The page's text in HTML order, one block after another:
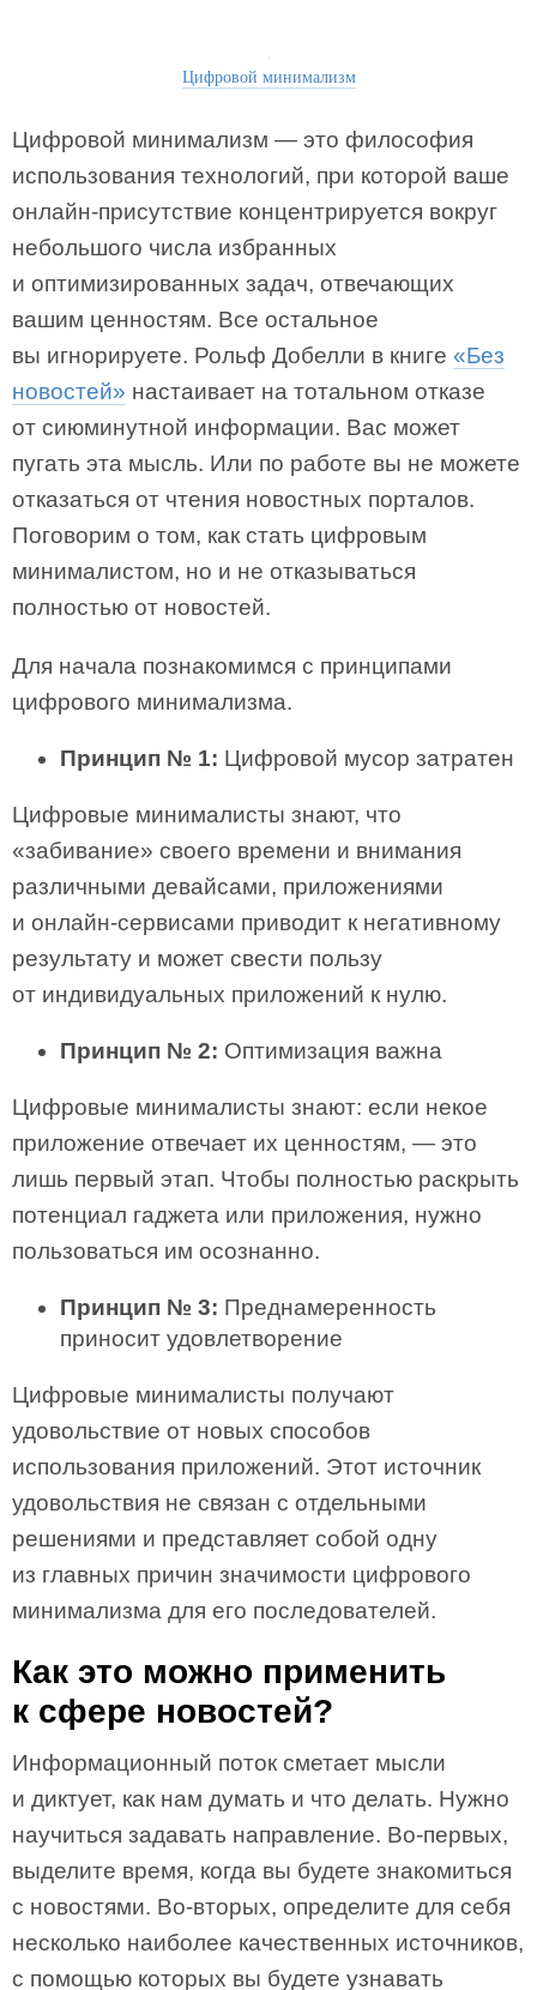
Цифровой минимализм
Цифровой минимализм — это философия
использования технологий, при которой ваше
онлайн-присутствие концентрируется вокруг
небольшого числа избранных
и оптимизированных задач, отвечающих
вашим ценностям. Все остальное
вы игнорируете. Рольф Добелли в книге «Без
новостей» настаивает на тотальном отказе
от сиюминутной информации. Вас может
пугать эта мысль. Или по работе вы не можете
отказаться от чтения новостных порталов.
Поговорим о том, как стать цифровым
минималистом, но и не отказываться
полностью от новостей.
Для начала познакомимся с принципами
цифрового минимализма.
Принцип № 1: Цифровой мусор затратен
Цифровые минималисты знают, что
«забивание» своего времени и внимания
различными девайсами, приложениями
и онлайн-сервисами приводит к негативному
результату и может свести пользу
от индивидуальных приложений к нулю.
Принцип № 2: Оптимизация важна
Цифровые минималисты знают: если некое
приложение отвечает их ценностям, — это
лишь первый этап. Чтобы полностью раскрыть
потенциал гаджета или приложения, нужно
пользоваться им осознанно.
Принцип № 3: Преднамеренность
приносит удовлетворение
Цифровые минималисты получают
удовольствие от новых способов
использования приложений. Этот источник
удовольствия не связан с отдельными
решениями и представляет собой одну
из главных причин значимости цифрового
минимализма для его последователей.
Как это можно применить
к сфере новостей?
Информационный поток сметает мысли
и диктует, как нам думать и что делать. Нужно
научиться задавать направление. Во-первых,
выделите время, когда вы будете знакомиться
с новостями. Во-вторых, определите для себя
несколько наиболее качественных источников,
с помощью которых вы будете узнавать